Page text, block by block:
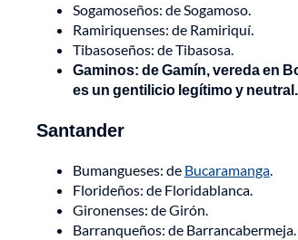
Sogamoseños: de Sogamoso.
Ramiriquenses: de Ramiriquí.
Tibasoseños: de Tibasosa.
Gaminos: de Gamín, vereda en
es un gentilicio legítimo y neutral.
Santander
Bumangueses: de Bucaramanga.
Florideños: de Floridablanca.
Gironenses: de Girón.
Barranqueños: de Barrancabermeja.